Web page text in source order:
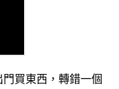
買東西，轉錯一個